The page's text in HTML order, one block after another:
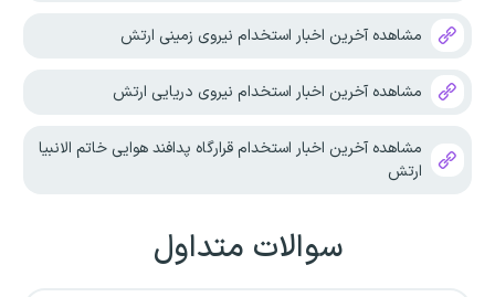
مشاهده آخرین اخبار استخدام نیروی زمینی ارتش
مشاهده آخرین اخبار استخدام نیروی دریایی ارتش
مشاهده آخرین اخبار استخدام قرارگاه پدافند هوایی خاتم الانبیا
ارتش
سوالات متداول